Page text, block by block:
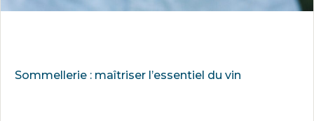
Sommellerie : maîtriser l’essentiel du vin